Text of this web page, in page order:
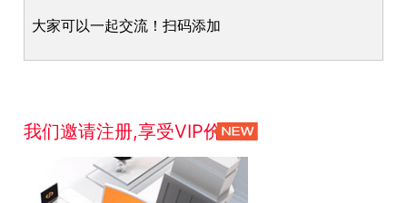
大家可以一起交流！扫码添加
我们邀请注册,享受VIP价格！